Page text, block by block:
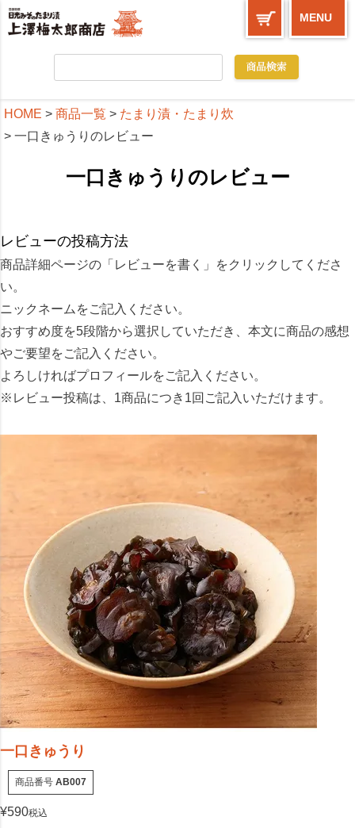
MENU
HOME 商品一覧
たまり漬・たまり炊
一口きゅうりのレビュー
一口きゅうりのレビュー
レビューの投稿方法
商品詳細ページの「レビューを書く」をクリックしてくださ
い。
ニックネームをご記入ください。
おすすめ度を5段階から選択していただき、本文に商品の感想
やご要望をご記入ください。
よろしければプロフィールをご記入ください。
※レビュー投稿は、1商品につき1回ご記入いただけます。
一口きゅうり
商品番号 AB007
¥590税込